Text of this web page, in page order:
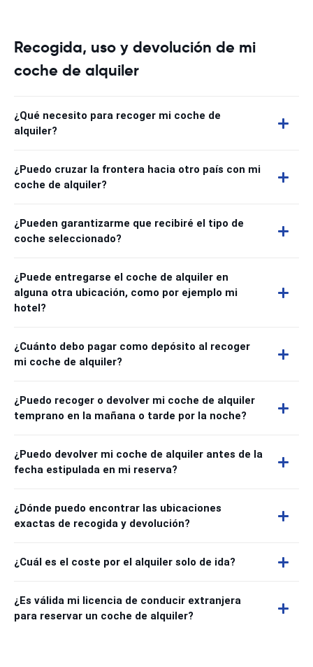
Recogida, uso y devolución de mi
coche de alquiler
¿Qué necesito para recoger mi coche de
alquiler?
¿Puedo cruzar la frontera hacia otro país con mi
coche de alquiler?
¿Pueden garantizarme que recibiré el tipo de
coche seleccionado?
¿Puede entregarse el coche de alquiler en
alguna otra ubicación, como por ejemplo mi
hotel?
¿Cuánto debo pagar como depósito al recoger
mi coche de alquiler?
¿Puedo recoger o devolver mi coche de alquiler
temprano en la mañana o tarde por la noche?
¿Puedo devolver mi coche de alquiler antes de la
fecha estipulada en mi reserva?
¿Dónde puedo encontrar las ubicaciones
exactas de recogida y devolución?
¿Cuál es el coste por el alquiler solo de ida?
¿Es válida mi licencia de conducir extranjera
para reservar un coche de alquiler?